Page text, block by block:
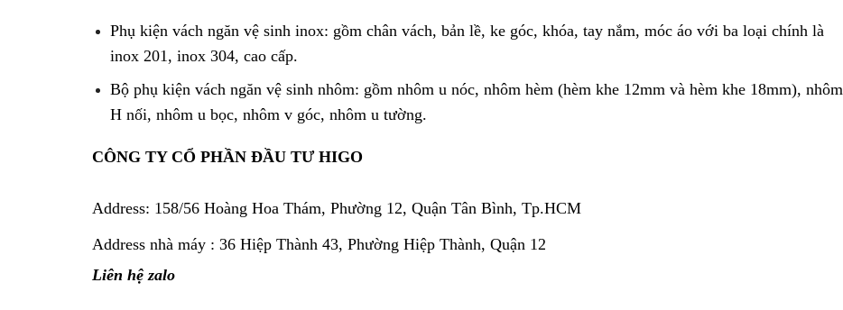
Phụ kiện vách ngăn vệ sinh inox: gồm chân vách, bản lề, ke góc, khóa, tay nắm, móc áo với ba loại chính là
inox 201, inox 304, cao cấp.
Bộ phụ kiện vách ngăn vệ sinh nhôm: gồm nhôm u nóc, nhôm hèm (hèm khe 12mm và hèm khe 18mm), nhôm
H nối, nhôm u bọc, nhôm v góc, nhôm u tường.
CÔNG TY CỔ PHẦN ĐẦU TƯ HIGO
Address: 158/56 Hoàng Hoa Thám, Phường 12, Quận Tân Bình, Tp.HCM
Address nhà máy : 36 Hiệp Thành 43, Phường Hiệp Thành, Quận 12
Liên hệ zalo